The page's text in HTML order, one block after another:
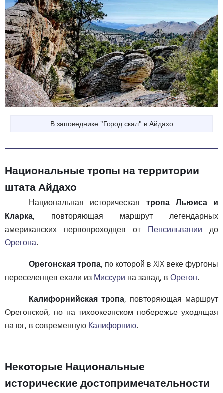
В заповеднике "Город скал" в Айдахо
Национальные тропы на территории
штата Айдахо
Национальная историческая тропа Льюиса и
Кларка, повторяющая маршрут легендарных
американских первопроходцев от Пенсильвании до
Орегона.
Орегонская тропа, по которой в XIX веке фургоны
переселенцев ехали из Миссури на запад, в Орегон.
Калифорнийская тропа, повторяющая маршрут
Орегонской, но на тихоокеанском побережье уходящая
на юг, в современную Калифорнию.
Некоторые Национальные
исторические достопримечательности